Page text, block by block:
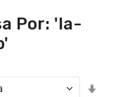
Por: 'ia-